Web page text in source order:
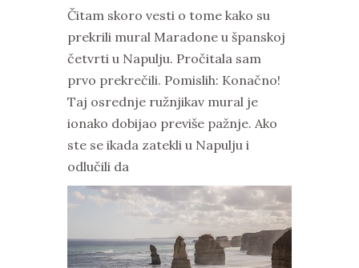
Čitam skoro vesti o tome kako su
prekrili mural Maradone u španskoj
četvrti u Napulju. Pročitala sam
prvo prekrečili. Pomislih: Konačno!
Taj osrednje ružnjikav mural je
ionako dobijao previše pažnje. Ako
ste se ikada zatekli u Napulju i
odlučili da